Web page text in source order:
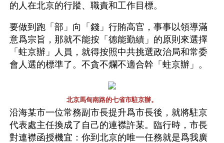
的人在北京的行蹤、職責和工作目標。
要做到跑「部」向「錢」行賄高官，事事以領導滿
意爲宗旨，那就不能按「德能勤績」的原則來選擇
「蛀京辦」人員，就得按照中共挑選政治局和常委
會人選的標準了。不貪不爛不適合幹「蛀京辦」。
北京馬甸南路的七省市駐京辦。
沿海某市一位常務副市長提升爲市長後，就將駐京
代表處主任換成了自己的連襟許某。臨行時，市長
對連襟函授機宜：你到北京的唯一任務就是爲我廣